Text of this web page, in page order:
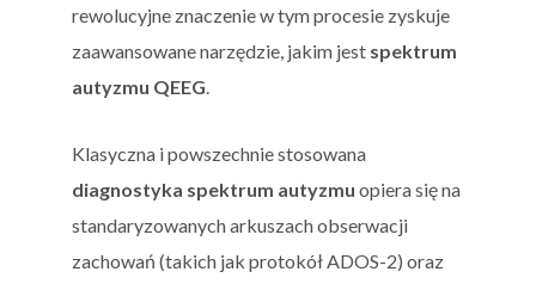
rewolucyjne znaczenie w tym procesie zyskuje
zaawansowane narzędzie, jakim jest spektrum
autyzmu QEEG.
Klasyczna i powszechnie stosowana
diagnostyka spektrum autyzmu opiera się na
standaryzowanych arkuszach obserwacji
zachowań (takich jak protokół ADOS-2) oraz